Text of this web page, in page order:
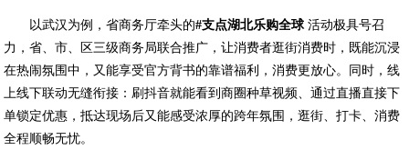
以武汉为例，省商务厅牵头的#支点湖北乐购全球活动极具号召
力，省、市、区三级商务局联合推广，让消费者逛街消费时，既能沉浸
在热闹氛围中，又能享受官方背书的靠谱福利，消费更放心。同时，线
上线下联动无缝衔接：刷抖音就能看到商圈种草视频、通过直播直接下
单锁定优惠，抵达现场后又能感受浓厚的跨年氛围，逛街、打卡、消费
全程顺畅无忧。